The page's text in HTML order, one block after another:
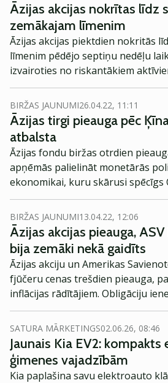
Āzijas akcijas nokrītas līdz
zemākajam līmenim
Āzijas akcijas piektdien nokritās
līmenim pēdējo septiņu nedēļu
izvairoties no riskantākiem
baidoties, ka augstākas Amerikas
(ASV) procentu likmes un Ķīnas
stiprināšana varētu spēcīgi
izaugsmi.
BIRŽAS JAUNUMI26.04.22, 11:11
Āzijas tirgi pieauga pēc
atbalsta
Āzijas fondu biržas otrdien
apņēmās palielināt monetārās
ekonomikai, kuru skārusi spēcīgs
Amerikas Savienoto Valstu
biržā tirgoto nākotnes līgumu
BIRŽAS JAUNUMI13.04.22, 12:06
Āzijas akcijas pieauga,
bija zemāki nekā gaidīts
Āzijas akciju un Amerikas
fjūčeru cenas trešdien pieauga,
inflācijas rādītājiem. Obligāciju
jo investori joprojām izvērtēja
SATURA MĀRKETINGS02.06.26, 08:46
Jaunais Kia EV2:
ģimenes vajadzībām
Kia paplašina savu elektroauto